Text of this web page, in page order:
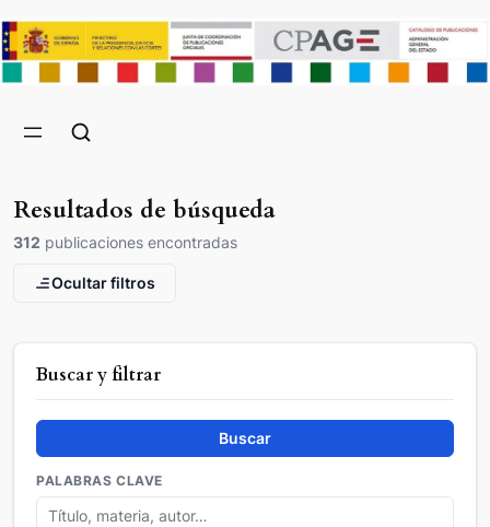
Resultados de búsqueda
312 publicaciones encontradas
Ocultar filtros
Buscar y filtrar
Buscar
PALABRAS CLAVE